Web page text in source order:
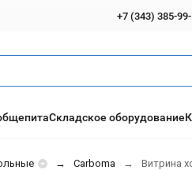
+7 (343) 385-
Складское оборудование
Carboma Витрина